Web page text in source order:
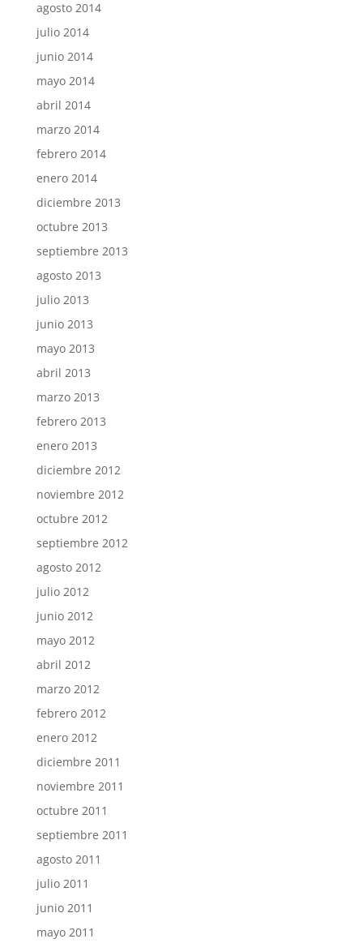
agosto 2014
julio 2014
junio 2014
mayo 2014
abril 2014
marzo 2014
febrero 2014
enero 2014
diciembre 2013
octubre 2013
septiembre 2013
agosto 2013
julio 2013
junio 2013
mayo 2013
abril 2013
marzo 2013
febrero 2013
enero 2013
diciembre 2012
noviembre 2012
octubre 2012
septiembre 2012
agosto 2012
julio 2012
junio 2012
mayo 2012
abril 2012
marzo 2012
febrero 2012
enero 2012
diciembre 2011
noviembre 2011
octubre 2011
septiembre 2011
agosto 2011
julio 2011
junio 2011
mayo 2011